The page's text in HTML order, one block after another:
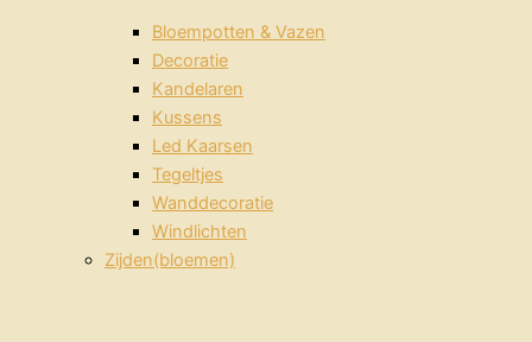
Bloempotten & Vazen
Decoratie
Kandelaren
Kussens
Led Kaarsen
Tegeltjes
Wanddecoratie
Windlichten
Zijden(bloemen)